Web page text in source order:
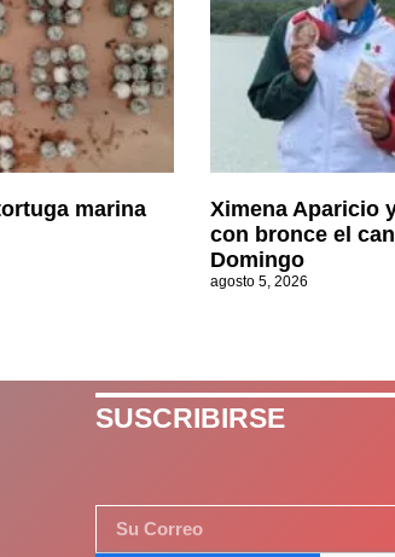
marina
Ximena Aparicio
con bronce el
Domingo
agosto 5, 2026
SUSCRIBIRSE